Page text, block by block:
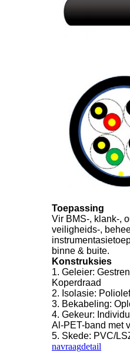
Toepassing
Vir BMS-, klank-,
veiligheids-,
binne & buite.
Konstruksies
1. Geleier:
Koperdraad
2. Isolasie:
3. Bekabeling:
4. Gekeur:
Al-PET-band met
5. Skede: PVC/
navraagdetail